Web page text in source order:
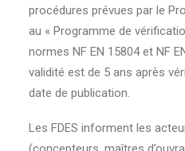
procédures prévues par le
au « Programme de
normes NF EN 15804 et NF
validité est de 5 ans après
date de publication.
Les FDES informent les